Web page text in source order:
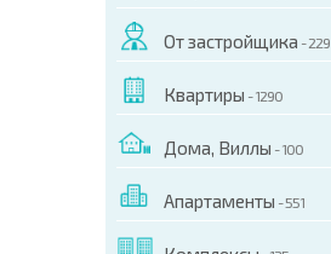
От застройщика - 229
Квартиры - 1290
Дома, Виллы - 100
Апартаменты - 551
ЭТОГО ОБЪЕКТА